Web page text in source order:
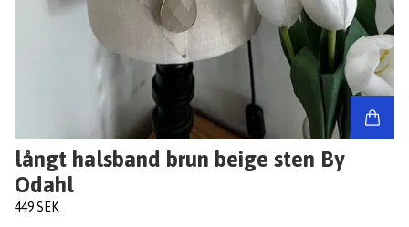
långt halsband brun beige sten By
Odahl
449 SEK